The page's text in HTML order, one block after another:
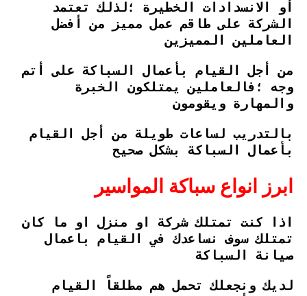
أو الانسدادات الخطيرة ؛لذلك تعتمد
الشركة على طاقم عمل مميز من أفضل
العاملين المميزين
من أجل القيام بأعمال السباكة على أتم
وجه ؛فالعاملين يمتلكون الخبرة
والمهارة ويقومون
بالتدريب لساعات طويلة من أجل القيام
بأعمال السباكة بشكل صحيح
ابرز انواع سباكة المواسير
اذا كنت تمتلك شركة او منزل او ما كان
تمتلك سوف نساعدك في القيام باعمال
صيانة السباكة
لديك ونجعلك تحمل هم مطلقاً القيام